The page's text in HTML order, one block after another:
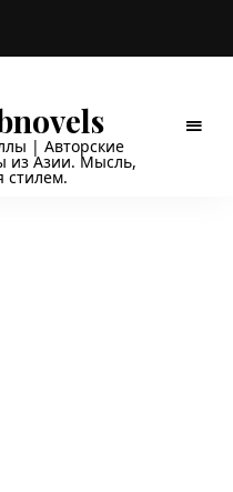
| Авторские
из Азии. Мысль,
стилем.